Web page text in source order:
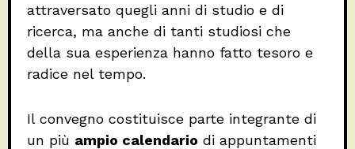
attraversato quegli anni di studio e di
ricerca, ma anche di tanti studiosi che
della sua esperienza hanno fatto tesoro e
radice nel tempo.
Il convegno costituisce parte integrante di
un più ampio calendario di appuntamenti